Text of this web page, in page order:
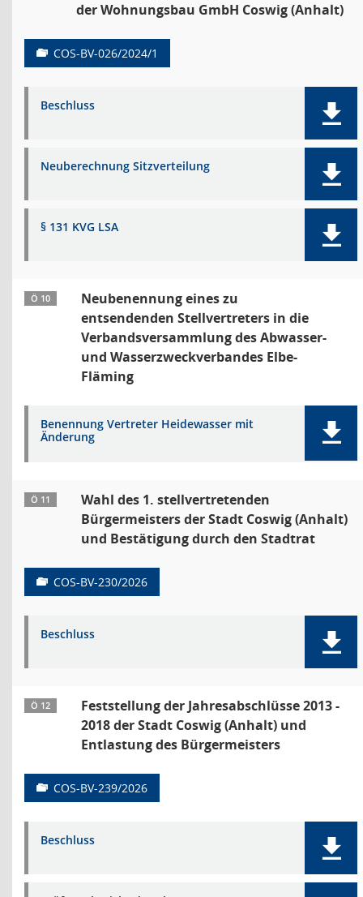
der Wohnungsbau GmbH Coswig (Anhalt)
COS-BV-026/2024/1
Beschluss
Neuberechnung Sitzverteilung
§ 131 KVG LSA
Ö 10
Neubenennung eines zu
entsendenden Stellvertreters in die
Verbandsversammlung des Abwasser-
und Wasserzweckverbandes Elbe-
Fläming
Benennung Vertreter Heidewasser mit
Änderung
Ö 11
Wahl des 1. stellvertretenden
Bürgermeisters der Stadt Coswig (Anhalt)
und Bestätigung durch den Stadtrat
COS-BV-230/2026
Beschluss
Ö 12
Feststellung der Jahresabschlüsse 2013 -
2018 der Stadt Coswig (Anhalt) und
Entlastung des Bürgermeisters
COS-BV-239/2026
Beschluss